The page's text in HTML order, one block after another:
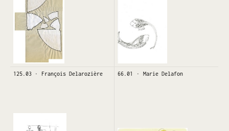
125.03 François Delarozière 66.01 Marie Delafon